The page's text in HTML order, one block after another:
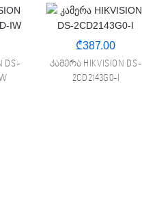
DS-
₾387.00
კამერა HIKVISION DS-
2CD2143G0-I